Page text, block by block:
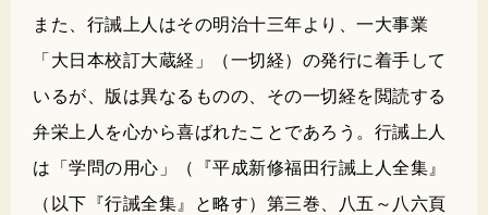
また、行誡上人はその明治十三年より、一大事業
「大日本校訂大蔵経」（一切経）の発行に着手して
いるが、版は異なるものの、その一切経を閲読する
弁栄上人を心から喜ばれたことであろう。行誡上人
は「学問の用心」（『平成新修福田行誡上人全集』
（以下『行誡全集』と略す）第三巻、八五～八六頁